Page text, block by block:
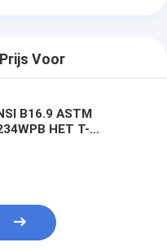
Voor
B16.9 ASTM
HET T-